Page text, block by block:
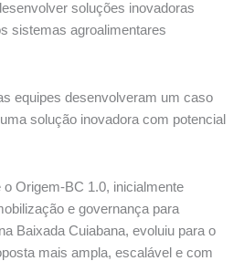
soluções inovadoras
sistemas agroalimentares
equipes desenvolveram um caso
solução inovadora com potencial
Origem-BC 1.0, inicialmente
e governança para
Baixada Cuiabana, evoluiu para o
mais ampla, escalável e com